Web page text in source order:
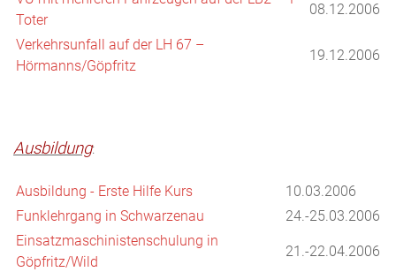
Toter
08.12.2006
Verkehrsunfall auf der LH 67 –
Hörmanns/Göpfritz
19.12.2006
Ausbildung:
Ausbildung - Erste Hilfe Kurs
10.03.2006
Funklehrgang in Schwarzenau
24.-25.03.2006
Einsatzmaschinistenschulung in
Göpfritz/Wild
21.-22.04.2006